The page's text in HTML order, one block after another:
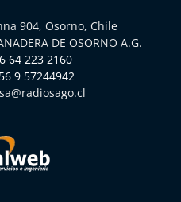
904, Osorno, Chile
DE OSORNO A.G.
64 223 2160
9 57244942